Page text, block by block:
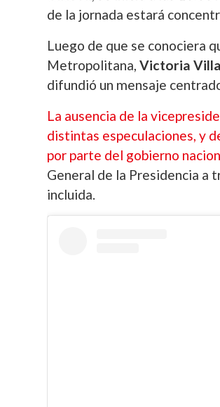
de la jornada estará
Luego de que se conociera
Metropolitana, Victoria
difundió un mensaje
La ausencia de la
distintas especulaciones, y
por parte del gobierno
General de la Presidencia a
incluida.